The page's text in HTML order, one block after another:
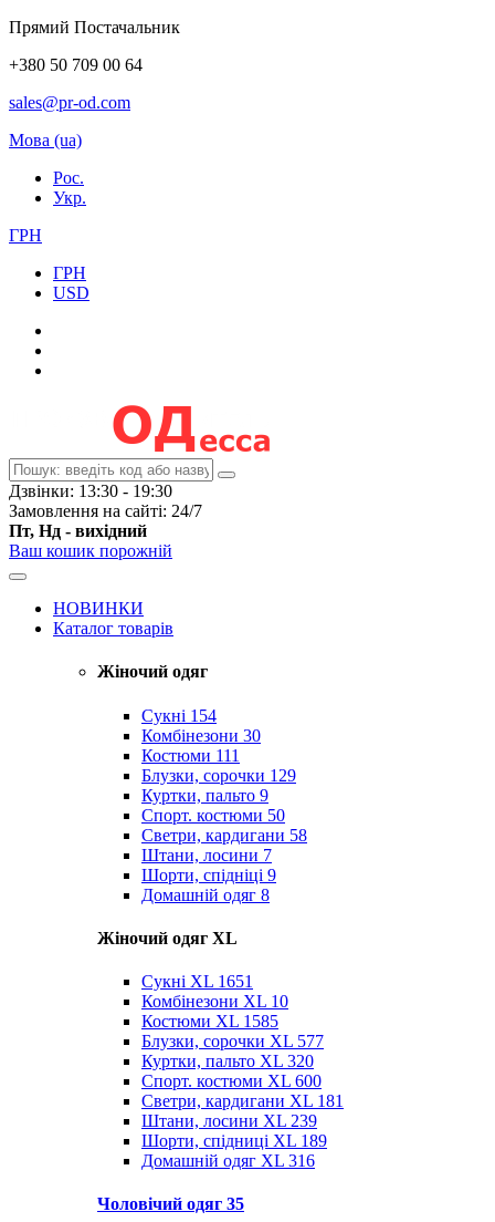
Прямий Постачальник
+380 50 709 00 64
sales@pr-od.com
Мова (ua)
Рос.
Укр.
ГРН
ГРН
USD
Дзвінки: 13:30 - 19:30
Замовлення на сайті: 24/7
Пт, Нд - вихідний
Ваш кошик порожній
НОВИНКИ
Каталог товарів
Жіночий одяг
Сукні 154
Комбінезони 30
Костюми 111
Блузки, сорочки 129
Куртки, пальто 9
Спорт. костюми 50
Светри, кардигани 58
Штани, лосини 7
Шорти, спідніці 9
Домашній одяг 8
Жіночий одяг XL
Cукні XL 1651
Комбінезони XL 10
Костюми XL 1585
Блузки, сорочки XL 577
Куртки, пальто XL 320
Спорт. костюми XL 600
Светри, кардигани XL 181
Штани, лосини XL 239
Шорти, спідниці XL 189
Домашній одяг XL 316
Чоловічий одяг 35